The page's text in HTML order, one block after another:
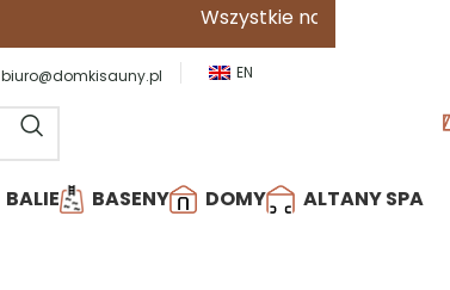
biuro@domkisauny.pl EN
BALIE BASENY DOMY ALTANY SPA
Wszystkie nasze produkty są dostępne w